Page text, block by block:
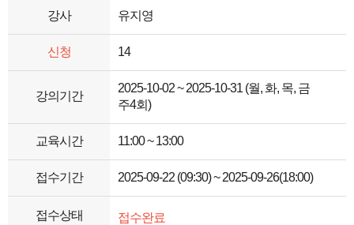
강사 유지영
신청 14
강의기간
2025-10-02 ~ 2025-10-31 (월, 화, 목, 금
주4회)
교육시간 11:00 ~ 13:00
접수기간 2025-09-22 (09:30) ~ 2025-09-26(18:00)
접수상태 접수완료